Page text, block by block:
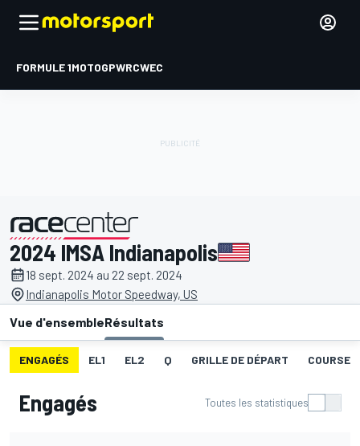
FORMULE 1MOTOGPWRCWEC
présenté par
2024 IMSA Indianapolis
18 sept. 2024 au 22 sept. 2024
Indianapolis Motor Speedway, US
Vue d'ensembleRésultats
ENGAGÉS EL1 EL2 Q GRILLE DE DÉPART COURSE
Engagés Toutes les statistiques